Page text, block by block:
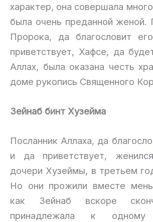
характер, она совершала
была очень преданной женой.
Пророка, да благословит
приветствует, Хафсе, да
Аллах, была оказана честь
доме рукопись Священного
Зейнаб бинт Хузейма
Посланник Аллаха, да
и да приветствует,
дочери Хузеймы, в третьем
Но они прожили вместе
как Зейнаб вскоре
принадлежала к